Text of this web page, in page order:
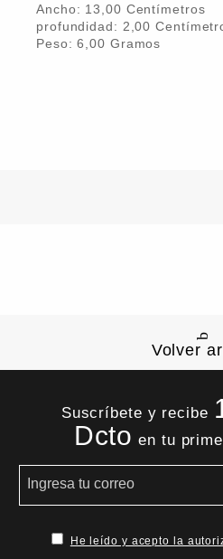
Ancho: 13,00 Centímetros
profundidad: 2,00
Peso:6,00 Gramos
Volver
Suscríbete y recibe
Dcto en tu
He leído y acepto la